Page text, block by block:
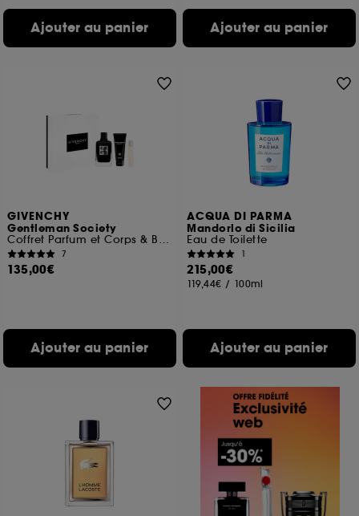
Ajouter au panier Ajouter au panier
GIVENCHY
Gentleman Society
Coffret Parfum et Corps & Bain
7
135,00€
Ajouter au panier
ACQUA DI PARMA
Mandorlo di Sicilia
Eau de Toilette
1
215,00€
119,44€ / 100ml
Ajouter au panier